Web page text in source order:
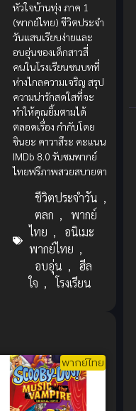
หัวใจบ้านทุ่ง ภาค 1
(พากย์ไทย) ชีวิตประจำ
วันแสนเรียบง่ายและ
อบอุ่นของเด็กสาวสี่
คนในโรงเรียนชนบทที่
ห่างไกลความเจริญ สรุป
ความน่ารักสดใสที่จะ
ทำให้คุณยิ้มตามได้
ตลอดเรื่อง กำกับโดย
ชินยะ คาวาสึระ คะแนน
IMDb 8.0 รับชมพากย์
ไทยฟรีภาพสวยสบายตา
ชีวิตประจำวัน ,
ตลก ,
พากย์
ไทย ,
อนิเมะ
พากย์ไทย ,
อบอุ่น ,
ฮีล
ใจ , โรงเรียน
พากย์ไทย